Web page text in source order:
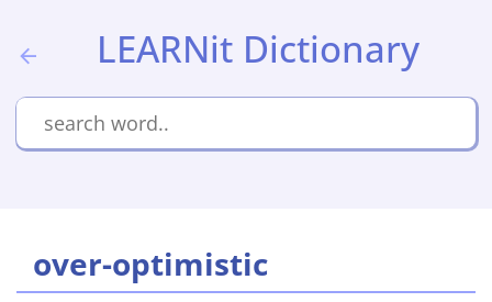
LEARNit Dictionary
over-optimistic